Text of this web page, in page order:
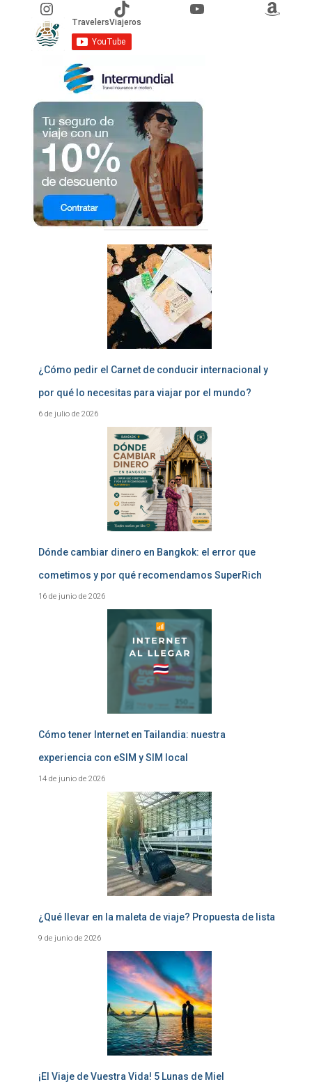
Instagram TikTok YouTube Amazon
¿Cómo pedir el Carnet de conducir internacional y
por qué lo necesitas para viajar por el mundo?
6 de julio de 2026
Dónde cambiar dinero en Bangkok: el error que
cometimos y por qué recomendamos SuperRich
16 de junio de 2026
Cómo tener Internet en Tailandia: nuestra
experiencia con eSIM y SIM local
14 de junio de 2026
¿Qué llevar en la maleta de viaje? Propuesta de lista
9 de junio de 2026
¡El Viaje de Vuestra Vida! 5 Lunas de Miel